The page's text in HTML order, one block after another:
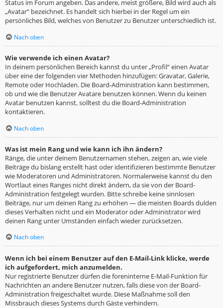
Status im Forum angeben. Das andere, meist größere, Bild wird auch als
„Avatar“ bezeichnet. Es handelt sich hierbei in der Regel um ein
persönliches Bild, welches von Benutzer zu Benutzer unterschiedlich ist.
Nach oben
Wie verwende ich einen Avatar?
In deinem persönlichen Bereich kannst du unter „Profil“ einen Avatar
über eine der folgenden vier Methoden hinzufügen: Gravatar, Galerie,
Remote oder Hochladen. Die Board-Administration kann bestimmen,
ob und wie die Benutzer Avatare benutzen können. Wenn du keinen
Avatar benutzen kannst, solltest du die Board-Administration
kontaktieren.
Nach oben
Was ist mein Rang und wie kann ich ihn ändern?
Ränge, die unter deinem Benutzernamen stehen, zeigen an, wie viele
Beiträge du bislang erstellt hast oder identifizieren bestimmte Benutzer
wie Moderatoren und Administratoren. Normalerweise kannst du den
Wortlaut eines Ranges nicht direkt ändern, da sie von der Board-
Administration festgelegt wurden. Bitte schreibe keine sinnlosen
Beiträge, nur um deinen Rang zu erhöhen — die meisten Boards dulden
dieses Verhalten nicht und ein Moderator oder Administrator wird
deinen Rang unter Umständen einfach wieder zurücksetzen.
Nach oben
Wenn ich bei einem Benutzer auf den E-Mail-Link klicke, werde
ich aufgefordert, mich anzumelden.
Nur registrierte Benutzer dürfen die foreninterne E-Mail-Funktion für
Nachrichten an andere Benutzer nutzen, falls diese von der Board-
Administration freigeschaltet wurde. Diese Maßnahme soll den
Missbrauch dieses Systems durch Gäste verhindern.